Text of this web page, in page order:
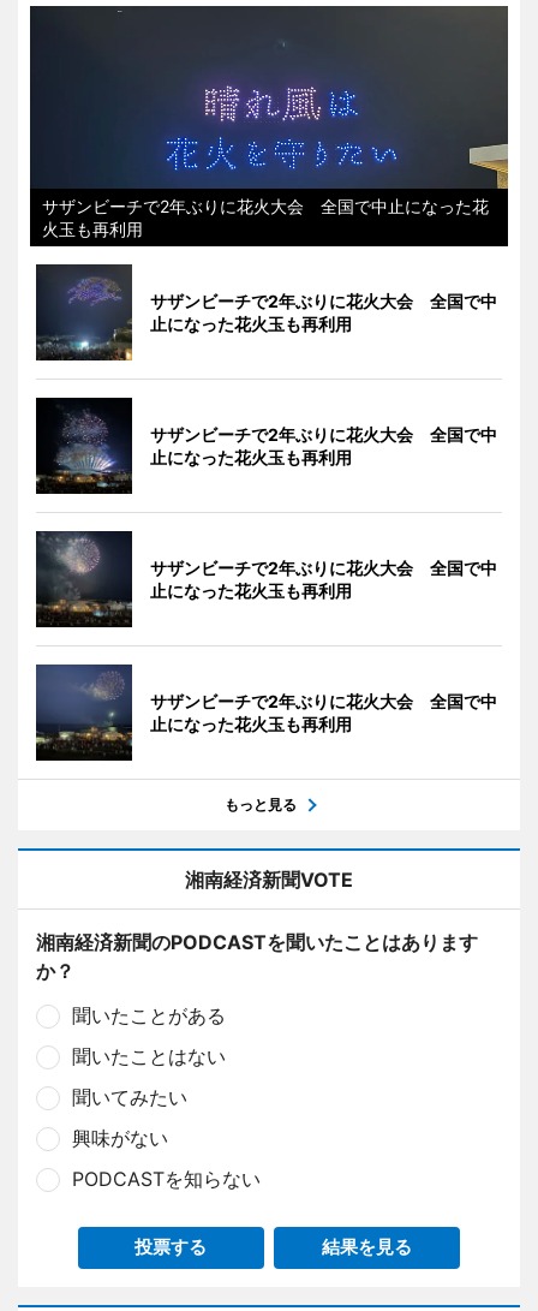
サザンビーチで2年ぶりに花火大会 全国で中止になった花
火玉も再利用
サザンビーチで2年ぶりに花火大会 全国で中
止になった花火玉も再利用
サザンビーチで2年ぶりに花火大会 全国で中
止になった花火玉も再利用
サザンビーチで2年ぶりに花火大会 全国で中
止になった花火玉も再利用
サザンビーチで2年ぶりに花火大会 全国で中
止になった花火玉も再利用
もっと見る
湘南経済新聞VOTE
湘南経済新聞のPODCASTを聞いたことはあります
か？
聞いたことがある
聞いたことはない
聞いてみたい
興味がない
PODCASTを知らない
投票する 結果を見る